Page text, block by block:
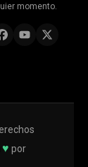
momento.
♥ por